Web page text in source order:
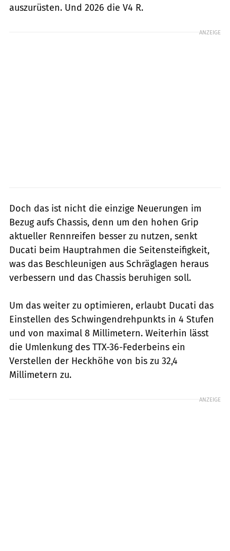
auszurüsten. Und 2026 die V4 R.
ANZEIGE
Doch das ist nicht die einzige Neuerungen im
Bezug aufs Chassis, denn um den hohen Grip
aktueller Rennreifen besser zu nutzen, senkt
Ducati beim Hauptrahmen die Seitensteifigkeit,
was das Beschleunigen aus Schräglagen heraus
verbessern und das Chassis beruhigen soll.
Um das weiter zu optimieren, erlaubt Ducati das
Einstellen des Schwingendrehpunkts in 4 Stufen
und von maximal 8 Millimetern. Weiterhin lässt
die Umlenkung des TTX-36-Federbeins ein
Verstellen der Heckhöhe von bis zu 32,4
Millimetern zu.
ANZEIGE